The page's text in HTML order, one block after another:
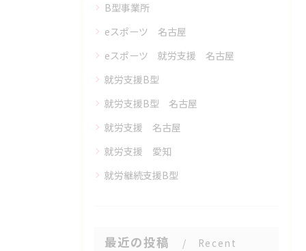
B型事業所
eスポーツ 名古屋
eスポーツ 就労支援 名古屋
就労支援B型
就労支援B型 名古屋
就労支援 名古屋
就労支援 愛知
就労継続支援B型
最近の投稿
Recent